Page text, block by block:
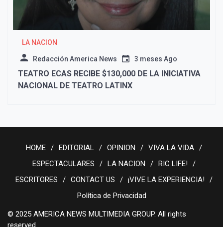
LA NACION
Redacción America News 3 meses Ago
TEATRO ECAS RECIBE $130,000 DE LA INICIATIVA
NACIONAL DE TEATRO LATINX
HOME EDITORIAL OPINION
VIVA LA VIDA
ESPECTACULARES
LA NACION
RIC LIFE!
ESCRITORES
CONTACT US
¡VIVE LA EXPERIENCIA!
Política de Privacidad
© 2025 AMERICA NEWS MULTIMEDIA GROUP. All rights
reserved.